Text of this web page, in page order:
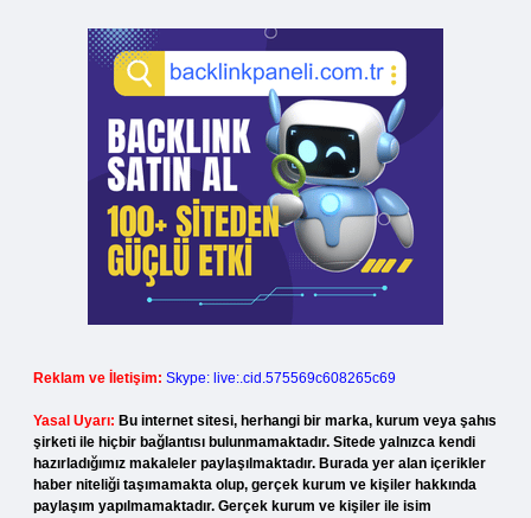
Reklam ve İletişim: Skype: live:.cid.575569c608265c69
Yasal Uyarı: Bu internet sitesi, herhangi bir marka, kurum veya şahıs
şirketi ile hiçbir bağlantısı bulunmamaktadır. Sitede yalnızca kendi
hazırladığımız makaleler paylaşılmaktadır. Burada yer alan içerikler
haber niteliği taşımamakta olup, gerçek kurum ve kişiler hakkında
paylaşım yapılmamaktadır. Gerçek kurum ve kişiler ile isim